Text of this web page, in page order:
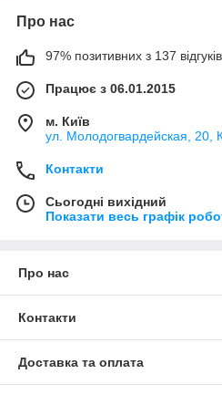
Про нас
97% позитивних з 137
Працює з 06.01.2015
м. Київ
ул. Молодогвардейская, 20,
Контакти
Сьогодні вихідний
Показати весь графік
Про нас
Контакти
Доставка та оплата